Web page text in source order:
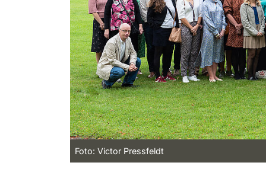
Foto: Victor Pressfeldt